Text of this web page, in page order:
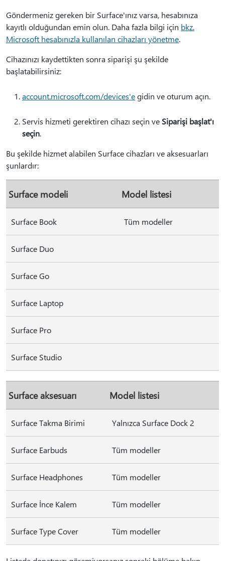
Göndermeniz gereken bir Surface'ınız varsa, hesabınıza
kayıtlı olduğundan emin olun. Daha fazla bilgi için bkz.
Microsoft hesabınızla kullanılan cihazları yönetme.
Cihazınızı kaydettikten sonra siparişi şu şekilde
başlatabilirsiniz:
account.microsoft.com/devices'egidin ve oturum açın.
Servis hizmeti gerektiren cihazı seçin ve Siparişi başlat'ı
seçin.
Bu şekilde hizmet alabilen Surface cihazları ve aksesuarları
şunlardır:
Surface modeli Model listesi
Surface Book Tüm modeller
Surface Duo
Surface Go
Surface Laptop
Surface Pro
Surface Studio
Surface aksesuarı Model listesi
Surface Takma Birimi Yalnızca Surface Dock 2
Surface Earbuds Tüm modeller
Surface Headphones Tüm modeller
Surface İnce Kalem Tüm modeller
Surface Type Cover Tüm modeller